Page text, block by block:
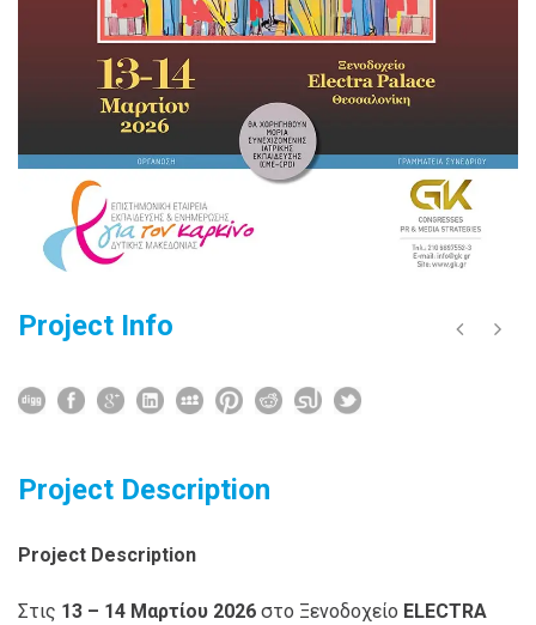
Project Info
Project Description
Project Description
Στις 13 – 14 Μαρτίου 2026 στο Ξενοδοχείο ELECTRA